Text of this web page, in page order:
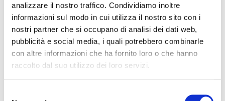
analizzare il nostro traffico. Condividiamo inoltre
informazioni sul modo in cui utilizza il nostro sito con i
nostri partner che si occupano di analisi dei dati web,
pubblicità e social media, i quali potrebbero combinarle
con altre informazioni che ha fornito loro o che hanno
raccolto dal suo utilizzo dei loro servizi.
Место проведения мероприятия